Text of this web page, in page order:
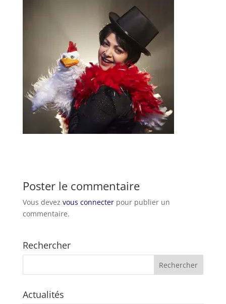
Poster le commentaire
Vous devez vous connecterpour publier un
commentaire.
Rechercher
Actualités